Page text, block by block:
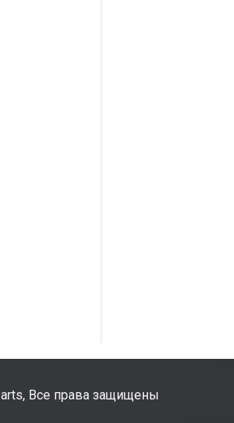
Все права защищены